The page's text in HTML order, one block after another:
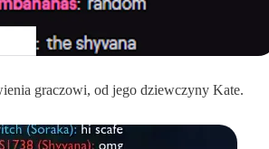
graczowi, od jego dziewczyny Kate.